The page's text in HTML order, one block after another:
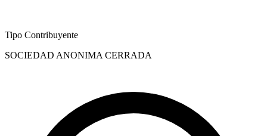
Tipo Contribuyente
SOCIEDAD ANONIMA CERRADA